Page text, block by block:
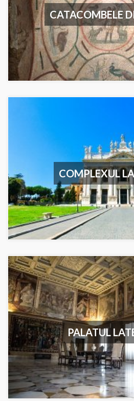
CATACOMBELE
COMPLEXUL
PALATUL